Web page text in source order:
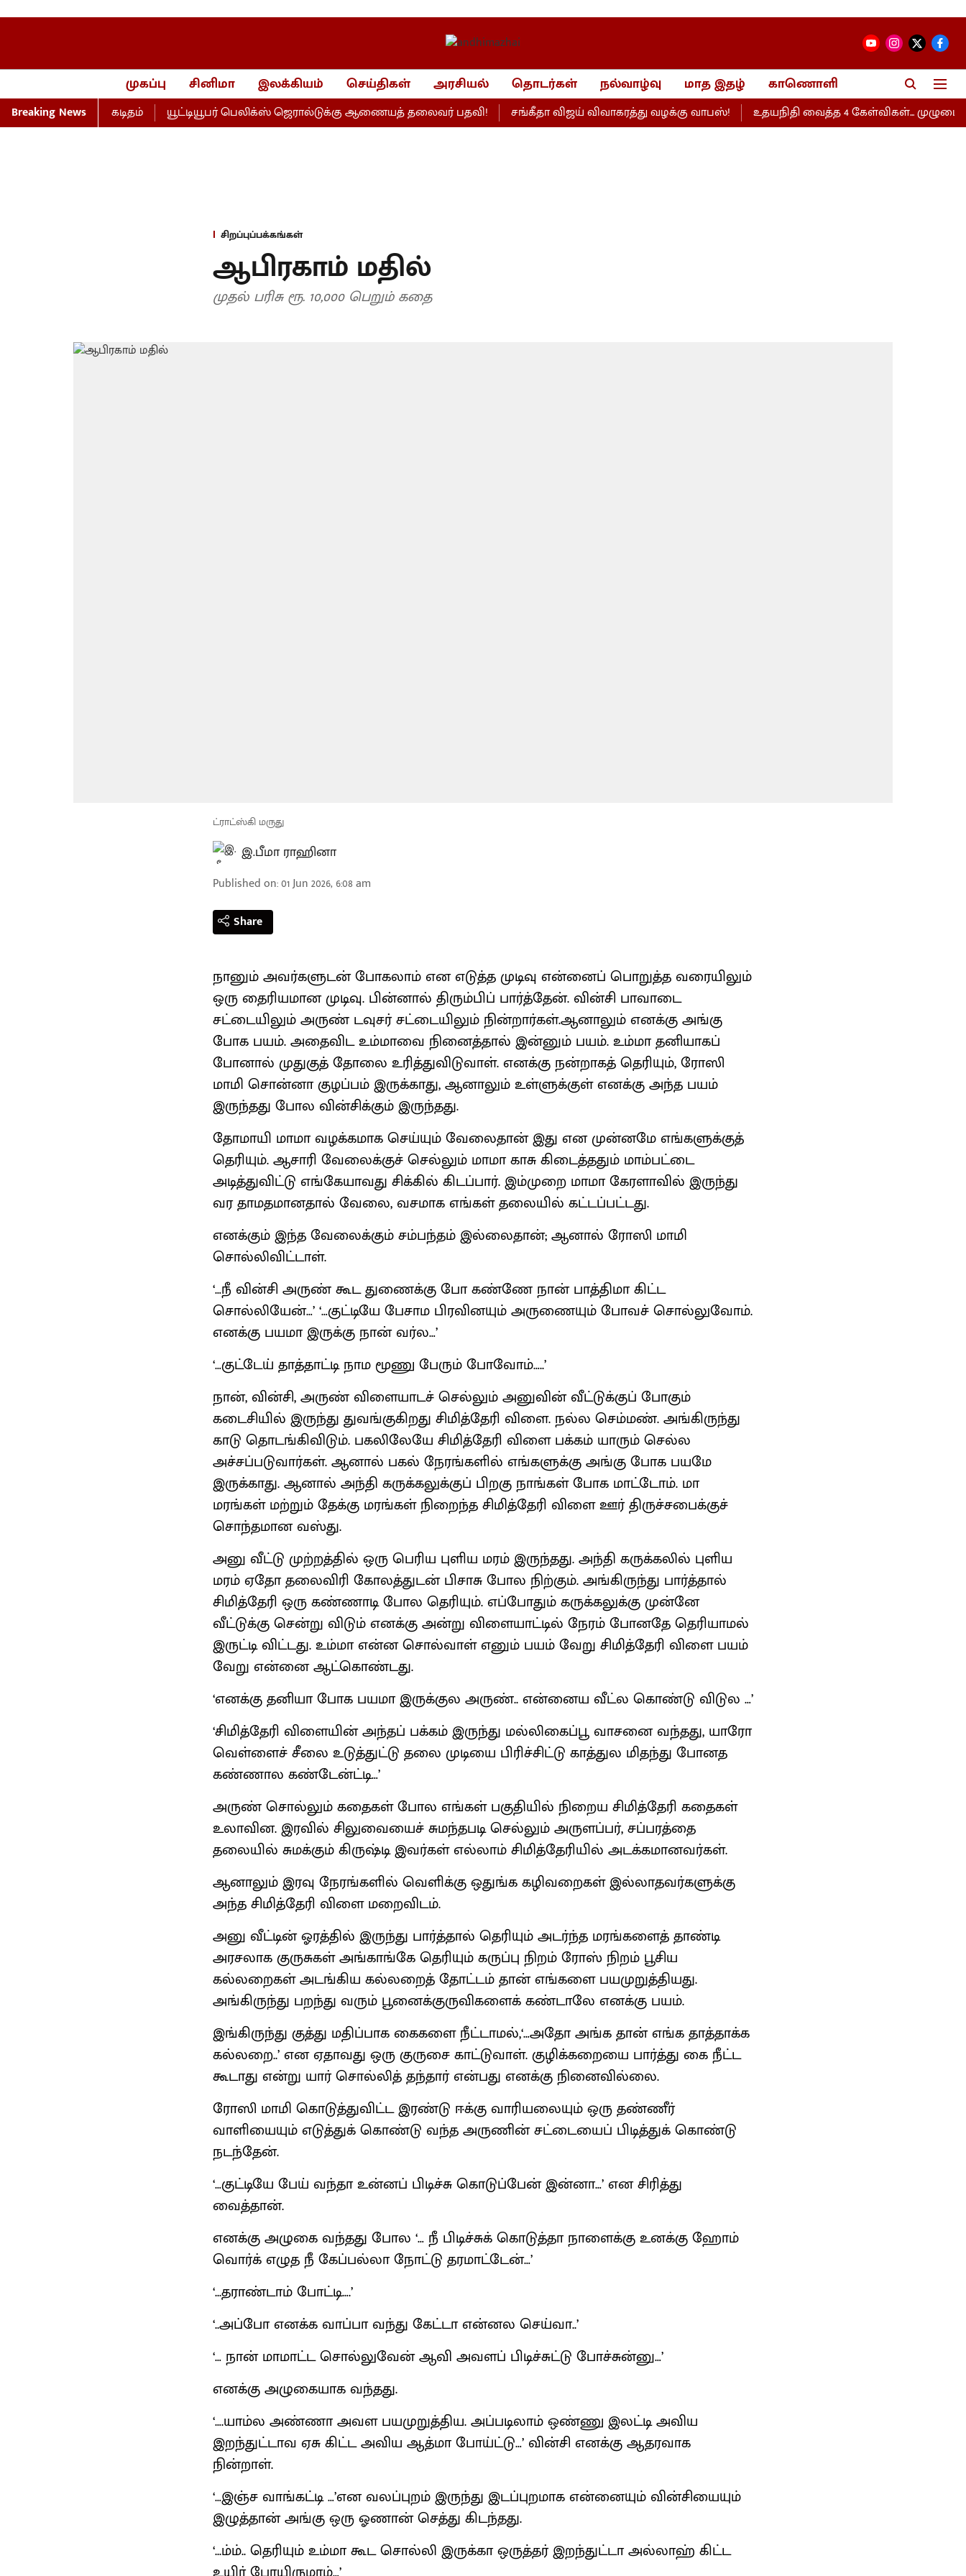
முகப்பு சினிமா இலக்கியம் செய்திகள் அரசியல் தொடர்கள் நல்வாழ்வு மாத இதழ் காணொளி
Breaking News
விஜய் கடிதம் யூட்டியூபர் பெலிக்ஸ் ஜெரால்டுக்கு ஆணையத் தலைவர் பதவி! சங்கீதா விஜய் விவாகரத்து வழக்கு வாபஸ்! உதயநிதி வைத்த 4 கேள்விகள்... முழுமையாக
சிறப்புப்பக்கங்கள்
ஆபிரகாம் மதில்
முதல் பரிசு ரூ. 10,000 பெறும் கதை
ட்ராட்ஸ்கி மருது
இ.பீமா ராஹினா
Published on:01 Jun 2026, 6:08 am
Share
நானும் அவர்களுடன் போகலாம் என எடுத்த முடிவு என்னைப் பொறுத்த வரையிலும்
ஒரு தைரியமான முடிவு. பின்னால் திரும்பிப் பார்த்தேன். வின்சி பாவாடை
சட்டையிலும் அருண் டவுசர் சட்டையிலும் நின்றார்கள்.ஆனாலும் எனக்கு அங்கு
போக பயம். அதைவிட உம்மாவை நினைத்தால் இன்னும் பயம். உம்மா தனியாகப்
போனால் முதுகுத் தோலை உரித்துவிடுவாள். எனக்கு நன்றாகத் தெரியும், ரோஸி
மாமி சொன்னா குழப்பம் இருக்காது, ஆனாலும் உள்ளுக்குள் எனக்கு அந்த பயம்
இருந்தது போல வின்சிக்கும் இருந்தது.
தோமாயி மாமா வழக்கமாக செய்யும் வேலைதான் இது என முன்னமே எங்களுக்குத்
தெரியும். ஆசாரி வேலைக்குச் செல்லும் மாமா காசு கிடைத்ததும் மாம்பட்டை
அடித்துவிட்டு எங்கேயாவது சிக்கில் கிடப்பார். இம்முறை மாமா கேரளாவில் இருந்து
வர தாமதமானதால் வேலை, வசமாக எங்கள் தலையில் கட்டப்பட்டது.
எனக்கும் இந்த வேலைக்கும் சம்பந்தம் இல்லைதான்; ஆனால் ரோஸி மாமி
சொல்லிவிட்டாள்.
‘…நீ வின்சி அருண் கூட துணைக்கு போ கண்ணே நான் பாத்திமா கிட்ட
சொல்லியேன்…’ ‘…குட்டியே பேசாம பிரவினயும் அருணையும் போவச் சொல்லுவோம்.
எனக்கு பயமா இருக்கு நான் வர்ல…’
‘…குட்டேய் தாத்தாட்டி நாம மூணு பேரும் போவோம்…..’
நான், வின்சி, அருண் விளையாடச் செல்லும் அனுவின் வீட்டுக்குப் போகும்
கடைசியில் இருந்து துவங்குகிறது சிமித்தேரி விளை. நல்ல செம்மண். அங்கிருந்து
காடு தொடங்கிவிடும். பகலிலேயே சிமித்தேரி விளை பக்கம் யாரும் செல்ல
அச்சப்படுவார்கள். ஆனால் பகல் நேரங்களில் எங்களுக்கு அங்கு போக பயமே
இருக்காது. ஆனால் அந்தி கருக்கலுக்குப் பிறகு நாங்கள் போக மாட்டோம். மா
மரங்கள் மற்றும் தேக்கு மரங்கள் நிறைந்த சிமித்தேரி விளை ஊர் திருச்சபைக்குச்
சொந்தமான வஸ்து.
அனு வீட்டு முற்றத்தில் ஒரு பெரிய புளிய மரம் இருந்தது. அந்தி கருக்கலில் புளிய
மரம் ஏதோ தலைவிரி கோலத்துடன் பிசாசு போல நிற்கும். அங்கிருந்து பார்த்தால்
சிமித்தேரி ஒரு கண்ணாடி போல தெரியும். எப்போதும் கருக்கலுக்கு முன்னே
வீட்டுக்கு சென்று விடும் எனக்கு அன்று விளையாட்டில் நேரம் போனதே தெரியாமல்
இருட்டி விட்டது. உம்மா என்ன சொல்வாள் எனும் பயம் வேறு சிமித்தேரி விளை பயம்
வேறு என்னை ஆட்கொண்டது.
‘எனக்கு தனியா போக பயமா இருக்குல அருண்.. என்னைய வீட்ல கொண்டு விடுல …’
‘சிமித்தேரி விளையின் அந்தப் பக்கம் இருந்து மல்லிகைப்பூ வாசனை வந்தது, யாரோ
வெள்ளைச் சீலை உடுத்துட்டு தலை முடியை பிரிச்சிட்டு காத்துல மிதந்து போனத
கண்ணால கண்டேன்ட்டி…’
அருண் சொல்லும் கதைகள் போல எங்கள் பகுதியில் நிறைய சிமித்தேரி கதைகள்
உலாவின. இரவில் சிலுவையைச் சுமந்தபடி செல்லும் அருளப்பர், சப்பரத்தை
தலையில் சுமக்கும் கிருஷ்டி இவர்கள் எல்லாம் சிமித்தேரியில் அடக்கமானவர்கள்.
ஆனாலும் இரவு நேரங்களில் வெளிக்கு ஒதுங்க கழிவறைகள் இல்லாதவர்களுக்கு
அந்த சிமித்தேரி விளை மறைவிடம்.
அனு வீட்டின் ஓரத்தில் இருந்து பார்த்தால் தெரியும் அடர்ந்த மரங்களைத் தாண்டி
அரசலாக குருசுகள் அங்காங்கே தெரியும் கருப்பு நிறம் ரோஸ் நிறம் பூசிய
கல்லறைகள் அடங்கிய கல்லறைத் தோட்டம் தான் எங்களை பயமுறுத்தியது.
அங்கிருந்து பறந்து வரும் பூனைக்குருவிகளைக் கண்டாலே எனக்கு பயம்.
இங்கிருந்து குத்து மதிப்பாக கைகளை நீட்டாமல்,‘…அதோ அங்க தான் எங்க தாத்தாக்க
கல்லறை..’ என ஏதாவது ஒரு குருசை காட்டுவாள். குழிக்கறையை பார்த்து கை நீட்ட
கூடாது என்று யார் சொல்லித் தந்தார் என்பது எனக்கு நினைவில்லை.
ரோஸி மாமி கொடுத்துவிட்ட இரண்டு ஈக்கு வாரியலையும் ஒரு தண்ணீர்
வாளியையும் எடுத்துக் கொண்டு வந்த அருணின் சட்டையைப் பிடித்துக் கொண்டு
நடந்தேன்.
‘…குட்டியே பேய் வந்தா உன்னப் பிடிச்சு கொடுப்பேன் இன்னா…’ என சிரித்து
வைத்தான்.
எனக்கு அழுகை வந்தது போல ‘… நீ பிடிச்சுக் கொடுத்தா நாளைக்கு உனக்கு ஹோம்
வொர்க் எழுத நீ கேப்பல்லா நோட்டு தரமாட்டேன்…’
‘...தராண்டாம் போட்டி….’
‘..அப்போ எனக்க வாப்பா வந்து கேட்டா என்னல செய்வா..’
‘… நான் மாமாட்ட சொல்லுவேன் ஆவி அவளப் பிடிச்சுட்டு போச்சுன்னு…’
எனக்கு அழுகையாக வந்தது.
‘….யாம்ல அண்ணா அவள பயமுறுத்திய. அப்படிலாம் ஒண்ணு இலட்டி அவிய
இறந்துட்டாவ ஏசு கிட்ட அவிய ஆத்மா போய்ட்டு…’ வின்சி எனக்கு ஆதரவாக
நின்றாள்.
‘…இஞ்ச வாங்கட்டி …’என வலப்புறம் இருந்து இடப்புறமாக என்னையும் வின்சியையும்
இழுத்தான் அங்கு ஒரு ஓணான் செத்து கிடந்தது.
‘...ம்ம்.. தெரியும் உம்மா கூட சொல்லி இருக்கா ஒருத்தர் இறந்துட்டா அல்லாஹ் கிட்ட